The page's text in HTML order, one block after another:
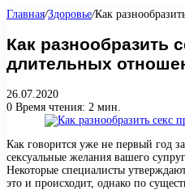
Главная/Здоровье/Как
Как разнообразить
длительных
26.07.2020
0 Время чтения: 2 мин.
Как говорится уже не первый год
сексуальные желания вашего
Некоторые специалисты
это и происходит, однако по